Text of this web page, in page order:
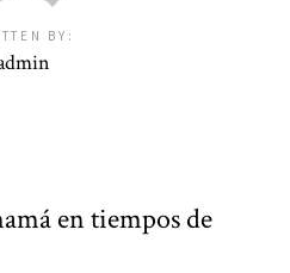
BY:
en tiempos de